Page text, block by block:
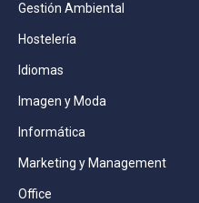
Gestión Ambiental
Hostelería
Idiomas
Imagen y Moda
Informática
Marketing y Management
Office